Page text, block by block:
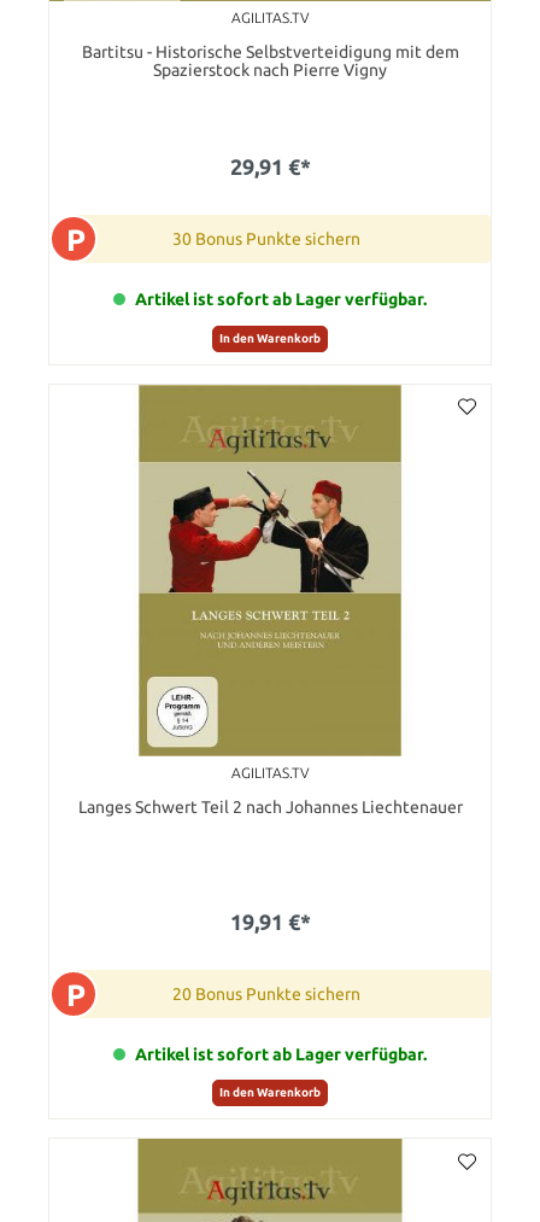
AGILITAS.TV
Bartitsu - Historische Selbstverteidigung mit dem
Spazierstock nach Pierre Vigny
29,91 €*
P 30 Bonus Punkte sichern
Artikel ist sofort ab Lager verfügbar.
In den Warenkorb
AGILITAS.TV
Langes Schwert Teil 2 nach Johannes Liechtenauer
19,91 €*
P 20 Bonus Punkte sichern
Artikel ist sofort ab Lager verfügbar.
In den Warenkorb